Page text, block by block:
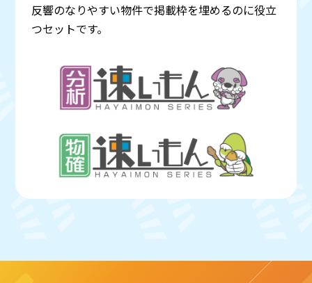
反響のなりやすい物件で掲載枠を埋めるのに役立
つセットです。